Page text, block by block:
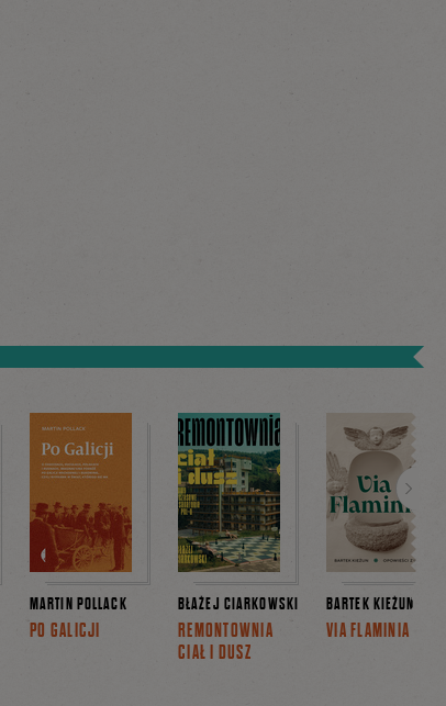
Dalej
MARTIN POLLACK
PO GALICJI
BŁAŻEJ CIARKOWSKI
REMONTOWNIA
CIAŁ I DUSZ
BARTEK KIEŻUN
VIA FLAMINIA